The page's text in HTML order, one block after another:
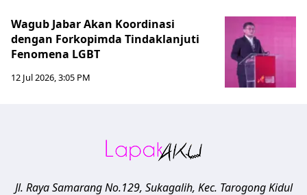
Wagub Jabar Akan Koordinasi
dengan Forkopimda Tindaklanjuti
Fenomena LGBT
12 Jul 2026, 3:05 PM
Jl. Raya Samarang No.129, Sukagalih, Kec. Tarogong Kidul